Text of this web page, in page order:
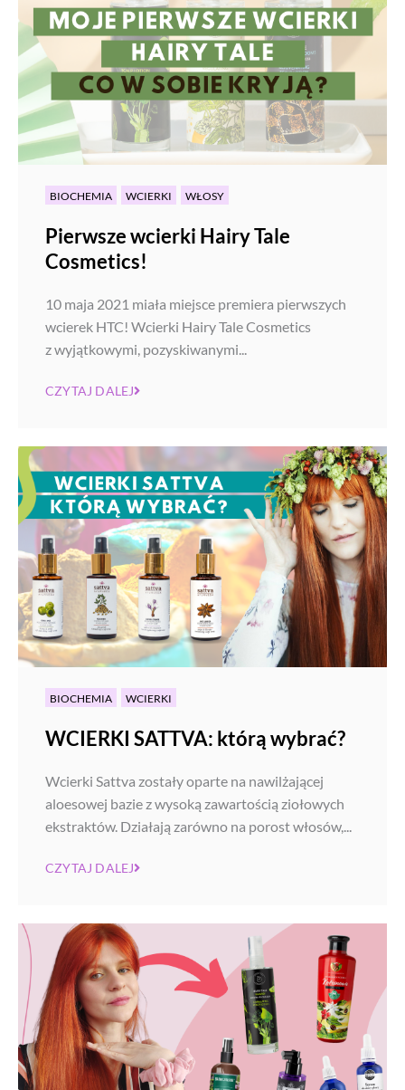
BIOCHEMIA WCIERKI WŁOSY
Pierwsze wcierki Hairy Tale
Cosmetics!
10 maja 2021 miała miejsce premiera pierwszych
wcierek HTC! Wcierki Hairy Tale Cosmetics
z wyjątkowymi, pozyskiwanymi...
CZYTAJ DALEJ
BIOCHEMIA WCIERKI
WCIERKI SATTVA: którą wybrać?
Wcierki Sattva zostały oparte na nawilżającej
aloesowej bazie z wysoką zawartością ziołowych
ekstraktów. Działają zarówno na porost włosów,...
CZYTAJ DALEJ